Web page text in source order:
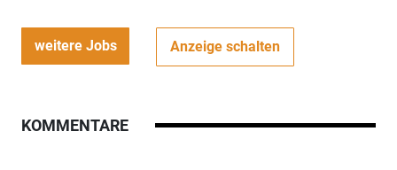
weitere Jobs Anzeige schalten
KOMMENTARE